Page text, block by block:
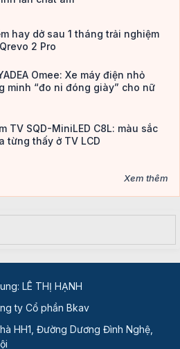
hay dở sau 1 tháng trải nghiệm
2 Pro
Omee: Xe máy điện nhỏ
minh “đo ni đóng giày” cho nữ
TV SQD-MiniLED C8L: màu sắc
từng thấy ở TV LCD
Xem thêm
LÊ THỊ HẠNH
ty Cổ phần Bkav
HH1, Đường Dương Đình Nghệ,